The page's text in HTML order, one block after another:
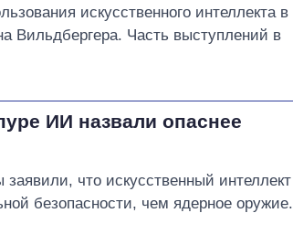
искусственного интеллекта в
Вильдбергера. Часть выступлений в
ИИ назвали опаснее
что искусственный интеллект
безопасности, чем ядерное оружие.